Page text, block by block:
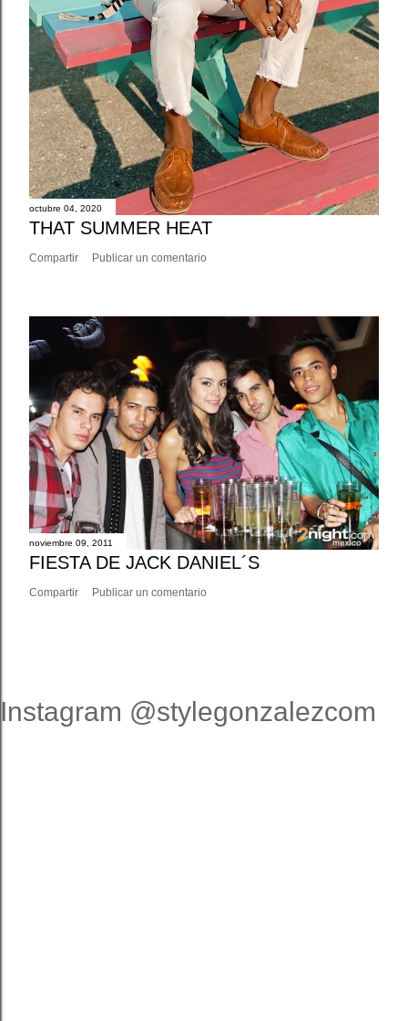
octubre 04, 2020
THAT SUMMER HEAT
Compartir Publicar un comentario
noviembre 09, 2011
FIESTA DE JACK DANIEL´S
Compartir Publicar un comentario
Instagram @stylegonzalezcom